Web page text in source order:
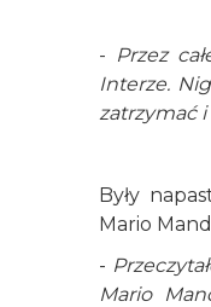
- Przez
Interze.
zatrzymać
Były
Mario
-
Mario